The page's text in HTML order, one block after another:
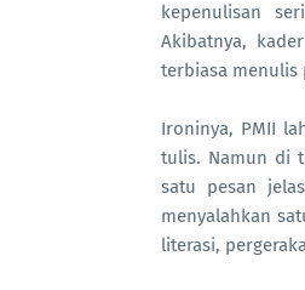
kepenulisan
Akibatnya,
terbiasa menulis
Ironinya, PMII
tulis. Namun di
satu pesan
menyalahkan
literasi,